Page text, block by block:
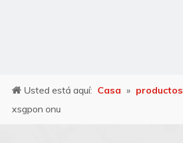
Usted está aquí: Casa » productos
xsgpon onu